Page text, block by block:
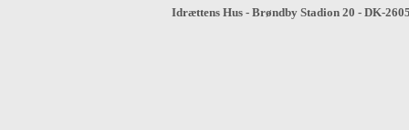
Idrættens Hus - Brøndby Stadion 20 - DK-